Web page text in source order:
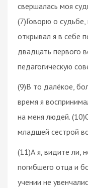
свершалась моя
(7)Говорю о судьбе,
открывал я в себе
двадцать первого
педагогическую
(9)В то далёкое,
время я
на меня людей.
младшей сестрой
(11)А я, видите ли,
погибшего отца и
учении не